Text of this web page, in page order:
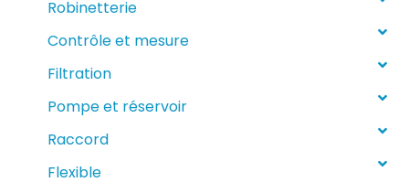
Robinetterie
Contrôle et mesure
Filtration
Pompe et réservoir
Raccord
Flexible